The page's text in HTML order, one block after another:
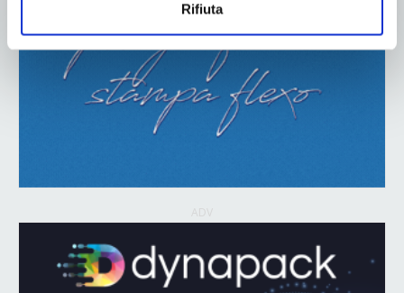
Rifiuta